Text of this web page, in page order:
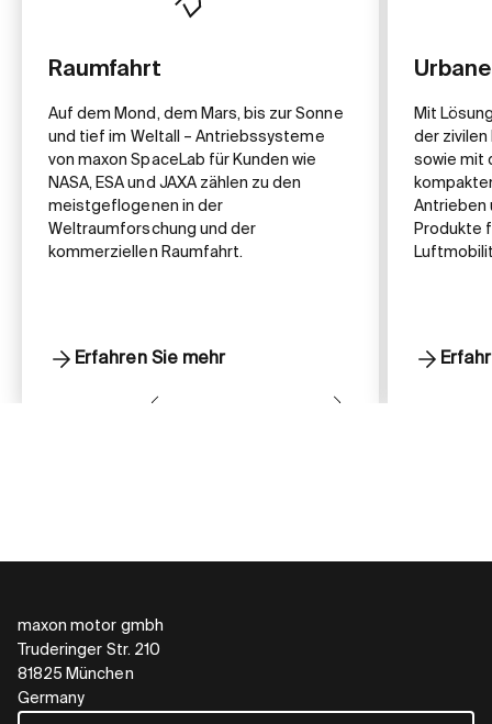
Raumfahrt
Auf dem Mond, dem Mars, bis zur Sonne
und tief im Weltall – Antriebssysteme
von maxon SpaceLab für Kunden wie
NASA, ESA und JAXA zählen zu den
meistgeflogenen in der
Weltraumforschung und der
kommerziellen Raumfahrt.
Erfahren Sie mehr
Mit
der
sowie mit
Antrieben
Produkte
maxon motor gmbh
Truderinger Str. 210
81825 München
Germany